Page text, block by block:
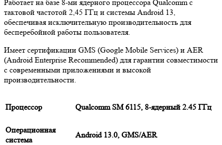
Работает на базе 8-ми ядерного процессора Qualcomm с
тактовой частотой 2,45 ГГц и системы Android 13,
обеспечивая исключительную производительность для
бесперебойной работы пользователя.
Имеет сертификации GMS (Google Mobile Services) и AER
(Android Enterprise Recommended) для гарантии совместимости
с современными приложениями и высокой
производительности.
Процессор Qualcomm SM 6115, 8-ядерный 2.45 ГГц
Операционная
система
Android 13.0, GMS/AER